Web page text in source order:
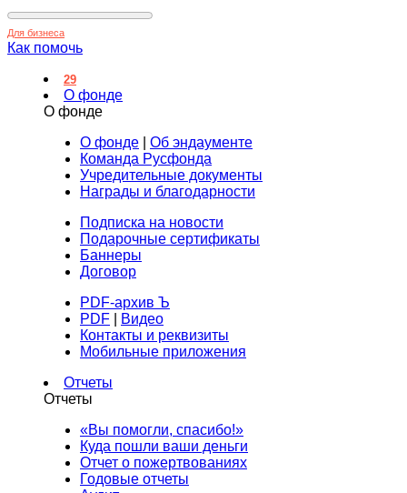
Для бизнеса
Как помочь
29
О фонде
О фонде
О фонде
Об эндаументе
Команда Русфонда
Учредительные документы
Награды и благодарности
Подписка на новости
Подарочные сертификаты
Баннеры
Договор
PDF-архив Ъ
PDF
Видео
Контакты и реквизиты
Мобильные приложения
Отчеты
Отчеты
«Вы помогли, спасибо!»
Куда пошли ваши деньги
Отчет о пожертвованиях
Годовые отчеты